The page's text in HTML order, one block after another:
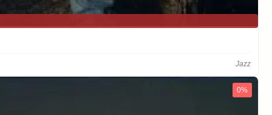
Jazz
0%